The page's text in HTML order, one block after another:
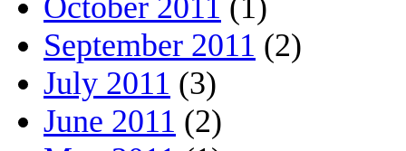
September 2011 (2)
July 2011 (3)
June 2011 (2)